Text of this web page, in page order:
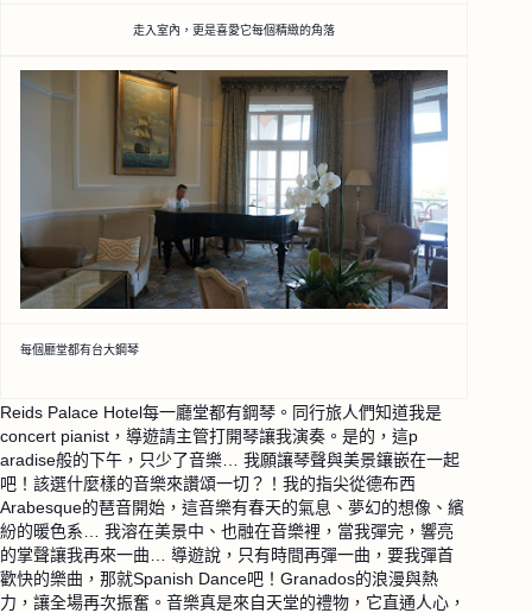
走入室內，更是喜愛它每個精緻的角落
每個廳堂都有台大鋼琴
Reids Palace Hotel每一廳堂都有鋼琴。同行旅人們知道我是
concert pianist，導遊請主管打開琴讓我演奏。是的，這p
aradise般的下午，只少了音樂… 我願讓琴聲與美景鑲嵌在一起
吧！該選什麼樣的音樂來讚頌一切？！我的指尖從德布西
Arabesque的琶音開始 ，這音樂有春天的氣息、夢幻的想像、繽
紛的暖色系…
我溶在美景中、也融在音樂裡，當我彈完，響亮
的掌聲讓我再來一曲… 導遊說，只有時間再彈一曲，要我彈首
歡快的樂曲，那就Spanish Dance吧！Granados的浪漫與熱
力，讓全場再次振奮。音樂真是來自天堂的禮物，它直通人心，